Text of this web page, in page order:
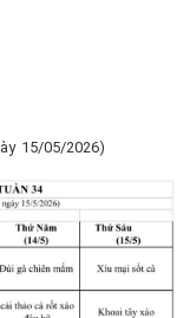
15/05/2026)